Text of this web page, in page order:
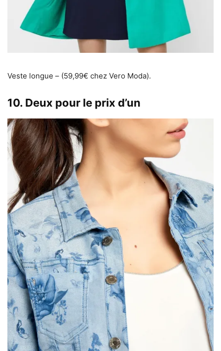
Veste longue – (59,99€ chez Vero Moda).
10. Deux pour le prix d’un